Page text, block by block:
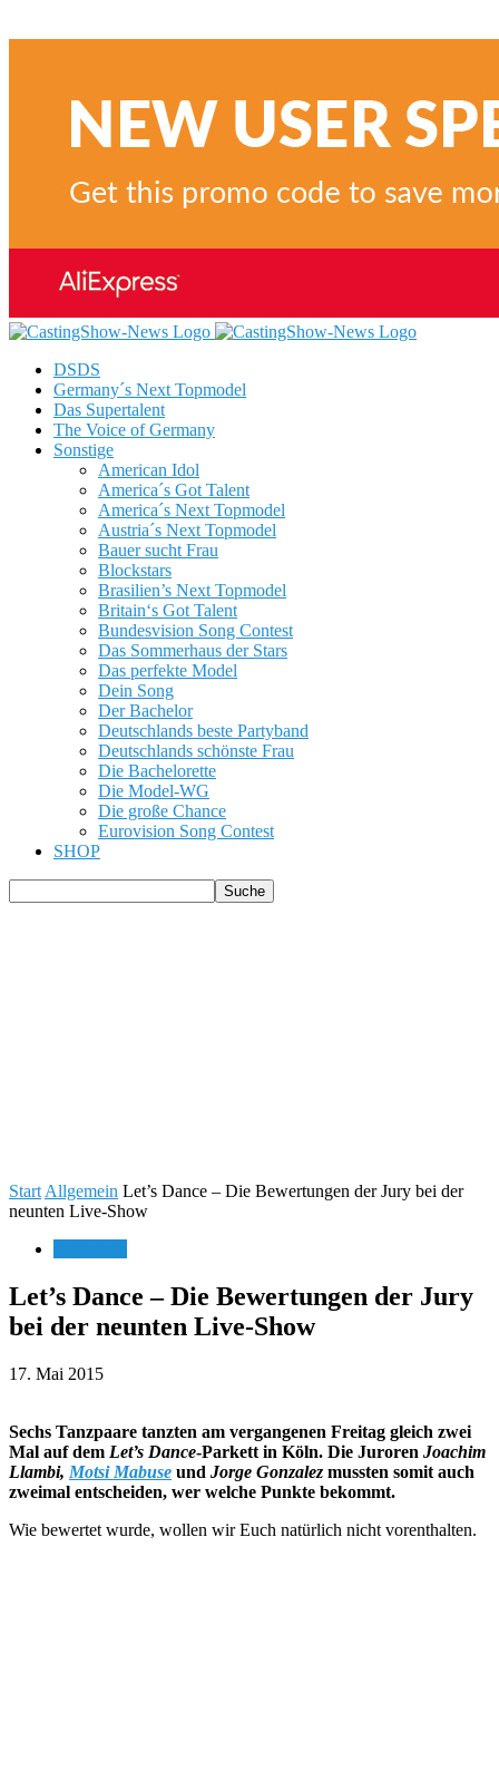
DSDS
Germany´s Next Topmodel
Das Supertalent
The Voice of Germany
Sonstige
American Idol
America´s Got Talent
America´s Next Topmodel
Austria´s Next Topmodel
Bauer sucht Frau
Blockstars
Brasilien’s Next Topmodel
Britain‘s Got Talent
Bundesvision Song Contest
Das Sommerhaus der Stars
Das perfekte Model
Dein Song
Der Bachelor
Deutschlands beste Partyband
Deutschlands schönste Frau
Die Bachelorette
Die Model-WG
Die große Chance
Eurovision Song Contest
SHOP
Start Allgemein Let’s Dance – Die Bewertungen der Jury bei der
neunten Live-Show
Let’s Dance – Die Bewertungen der Jury
bei der neunten Live-Show
17. Mai 2015
Sechs Tanzpaare tanzten am vergangenen Freitag gleich zwei
Mal auf dem Let’s Dance-Parkett in Köln. Die Juroren Joachim
Llambi, Motsi Mabuse und Jorge Gonzalez mussten somit auch
zweimal entscheiden, wer welche Punkte bekommt.
Wie bewertet wurde, wollen wir Euch natürlich nicht vorenthalten.